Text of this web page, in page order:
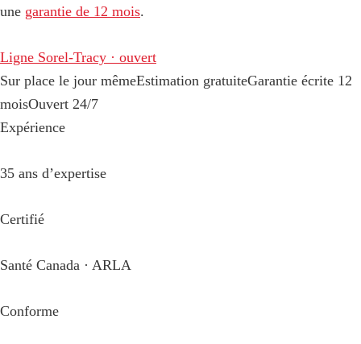
une garantie de 12 mois.
Ligne Sorel-Tracy · ouvert
Sur place le jour mêmeEstimation gratuiteGarantie écrite 12
moisOuvert 24/7
Expérience
35 ans d’expertise
Certifié
Santé Canada · ARLA
Conforme